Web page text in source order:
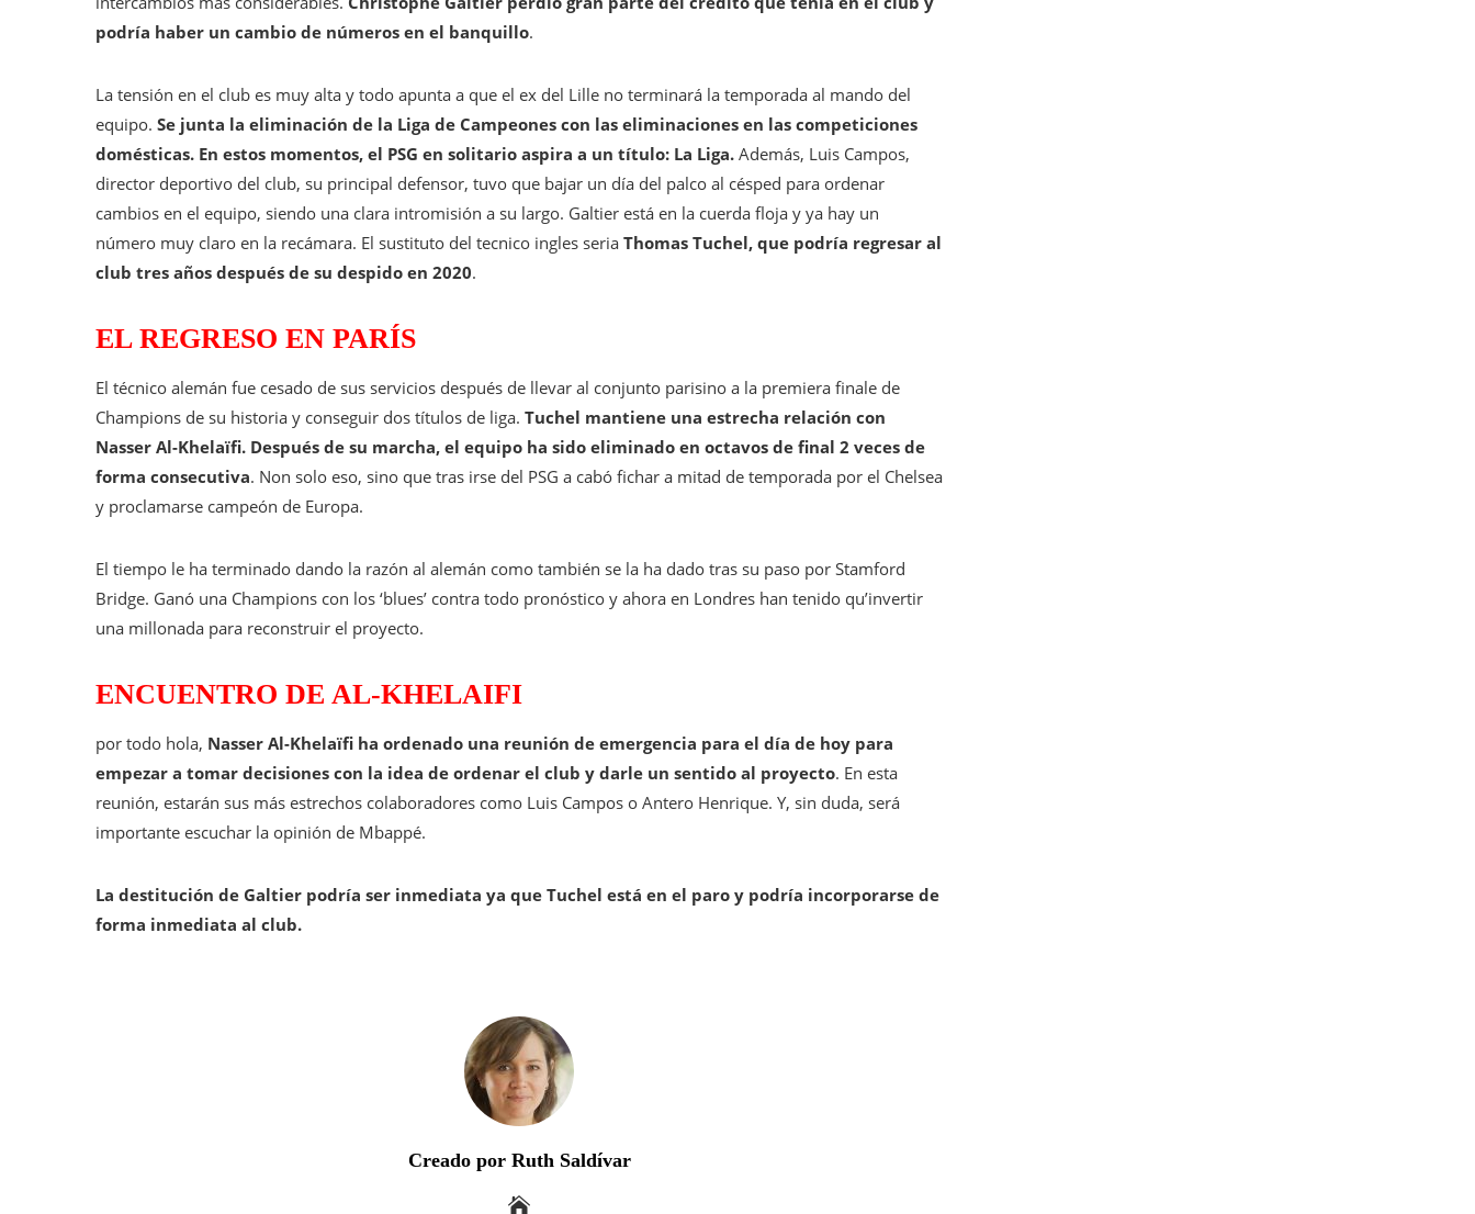
podría haber un cambio de números en el banquillo.
La tensión en el club es muy alta y todo apunta a que el ex del Lille no terminará la temporada al mando del
equipo. Se junta la eliminación de la Liga de Campeones con las eliminaciones en las competiciones
domésticas. En estos momentos, el PSG en solitario aspira a un título: La Liga. Además, Luis Campos,
director deportivo del club, su principal defensor, tuvo que bajar un día del palco al césped para ordenar
cambios en el equipo, siendo una clara intromisión a su largo. Galtier está en la cuerda floja y ya hay un
número muy claro en la recámara. El sustituto del tecnico ingles seria Thomas Tuchel, que podría regresar al
club tres años después de su despido en 2020.
EL REGRESO EN PARÍS
El técnico alemán fue cesado de sus servicios después de llevar al conjunto parisino a la premiera finale de
Champions de su historia y conseguir dos títulos de liga. Tuchel mantiene una estrecha relación con
Nasser Al-Khelaïfi. Después de su marcha, el equipo ha sido eliminado en octavos de final 2 veces de
forma consecutiva. Non solo eso, sino que tras irse del PSG a cabó fichar a mitad de temporada por el Chelsea
y proclamarse campeón de Europa.
El tiempo le ha terminado dando la razón al alemán como también se la ha dado tras su paso por Stamford
Bridge. Ganó una Champions con los ‘blues’ contra todo pronóstico y ahora en Londres han tenido qu’invertir
una millonada para reconstruir el proyecto.
ENCUENTRO DE AL-KHELAIFI
por todo hola, Nasser Al-Khelaïfi ha ordenado una reunión de emergencia para el día de hoy para
empezar a tomar decisiones con la idea de ordenar el club y darle un sentido al proyecto. En esta
reunión, estarán sus más estrechos colaboradores como Luis Campos o Antero Henrique. Y, sin duda, será
importante escuchar la opinión de Mbappé.
La destitución de Galtier podría ser inmediata ya que Tuchel está en el paro y podría incorporarse de
forma inmediata al club.
Creado por Ruth Saldívar